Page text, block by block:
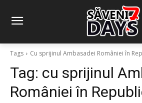
Tags Cu sprijinul Ambasadei României în
Tag: cu sprijinul
României în